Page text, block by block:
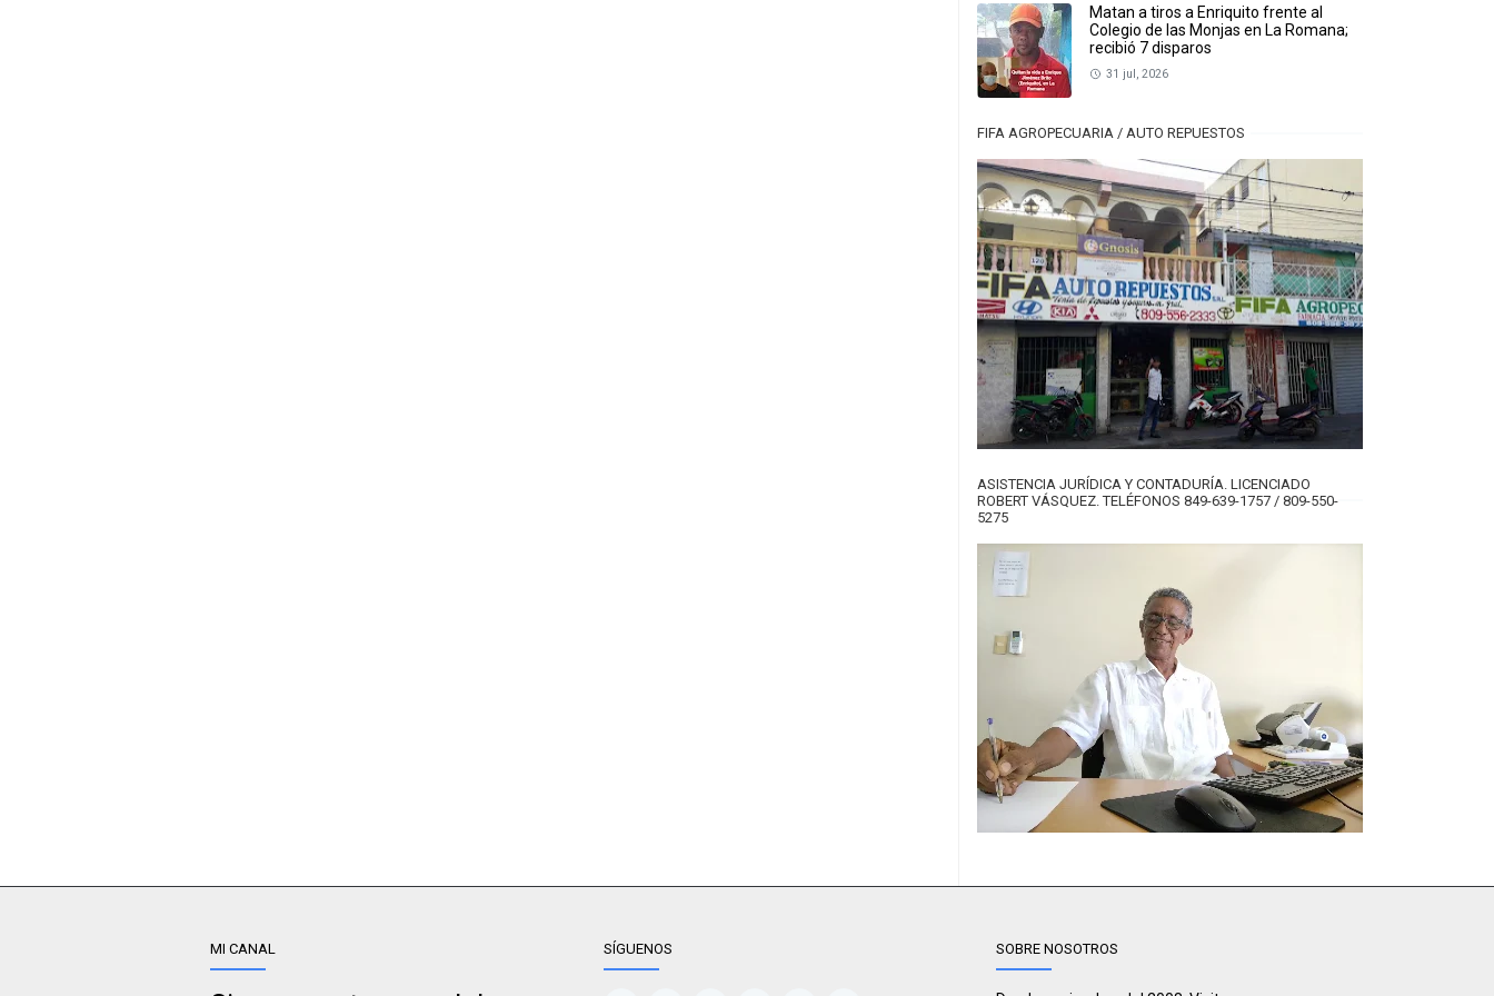
Matan a tiros a Enriquito frente al
Colegio de las Monjas en La Romana;
recibió 7 disparos
31 jul, 2026
FIFA AGROPECUARIA / AUTO REPUESTOS
ASISTENCIA JURÍDICA Y CONTADURÍA. LICENCIADO
ROBERT VÁSQUEZ. TELÉFONOS 849-639-1757 / 809-550-
5275
MI CANAL SÍGUENOS SOBRE NOSOTROS